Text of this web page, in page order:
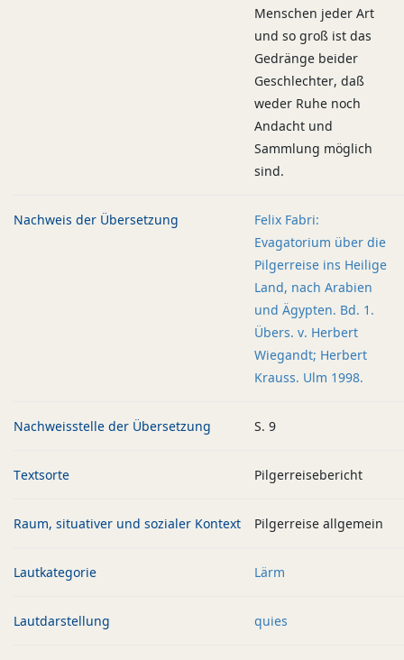
Menschen jeder Art
und so groß ist das
Gedränge beider
Geschlechter, daß
weder Ruhe noch
Andacht und
Sammlung möglich
sind.
Nachweis der Übersetzung
Felix Fabri:
Evagatorium über die
Pilgerreise ins Heilige
Land, nach Arabien
und Ägypten. Bd. 1.
Übers. v. Herbert
Wiegandt; Herbert
Krauss. Ulm 1998.
Nachweisstelle der Übersetzung S. 9
Textsorte Pilgerreisebericht
Raum, situativer und sozialer Kontext Pilgerreise allgemein
Lautkategorie Lärm
Lautdarstellung quies